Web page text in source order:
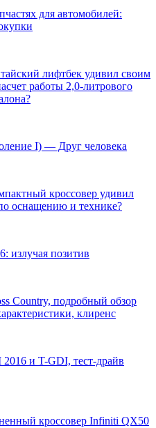
для автомобилей:
лифтбек удивил своим
работы 2,0-литрового
I) — Друг человека
кроссовер удивил
оснащению и технике?
излучая позитив
Country, подробный обзор
клиренс
и T-GDI, тест-драйв
кроссовер Infiniti QX50